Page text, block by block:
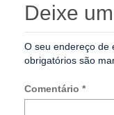
Deixe
O seu endereço de
obrigatórios são
Comentário *